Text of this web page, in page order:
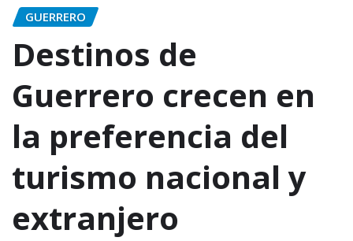
GUERRERO
Destinos de
Guerrero crecen en
la preferencia del
turismo nacional y
extranjero